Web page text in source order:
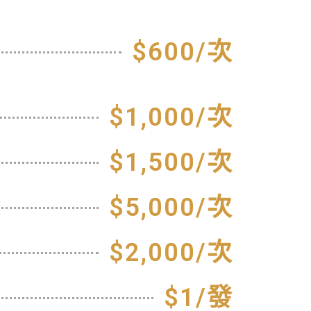
$600/次
$1,000/次
$1,500/次
$5,000/次
$2,000/次
$1/發